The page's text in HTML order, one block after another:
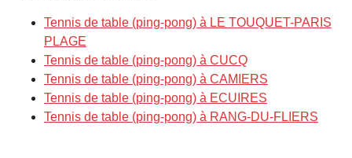
Tennis de table (ping-pong) à LE TOUQUET-PARIS
PLAGE
Tennis de table (ping-pong) à CUCQ
Tennis de table (ping-pong) à CAMIERS
Tennis de table (ping-pong) à ECUIRES
Tennis de table (ping-pong) à RANG-DU-FLIERS